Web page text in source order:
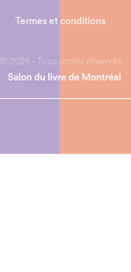
© 2026 - Tous droits réservés
Termes et conditions